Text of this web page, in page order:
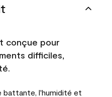
conçue pour
difficiles,
battante, l'humidité et